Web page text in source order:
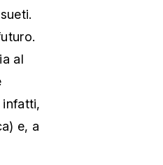
al
infatti,
e, a